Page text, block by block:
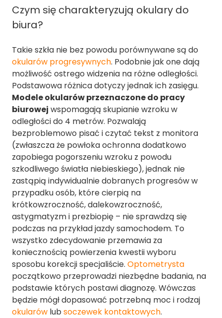
Czym się charakteryzują okulary do
biura?
Takie szkła nie bez powodu porównywane są do
okularów progresywnych. Podobnie jak one dają
możliwość ostrego widzenia na różne odległości.
Podstawowa różnica dotyczy jednak ich zasięgu.
Modele okularów przeznaczone do pracy
biurowej wspomagają skupianie wzroku w
odległości do 4 metrów. Pozwalają
bezproblemowo pisać i czytać tekst z monitora
(zwłaszcza że powłoka ochronna dodatkowo
zapobiega pogorszeniu wzroku z powodu
szkodliwego światła niebieskiego), jednak nie
zastąpią indywidualnie dobranych progresów w
przypadku osób, które cierpią na
krótkowzroczność, dalekowzroczność,
astygmatyzm i prezbiopię – nie sprawdzą się
podczas na przykład jazdy samochodem. To
wszystko zdecydowanie przemawia za
koniecznością powierzenia kwestii wyboru
sposobu korekcji specjaliście. Optometrysta
początkowo przeprowadzi niezbędne badania, na
podstawie których postawi diagnozę. Wówczas
będzie mógł dopasować potrzebną moc i rodzaj
okularów lub soczewek kontaktowych.